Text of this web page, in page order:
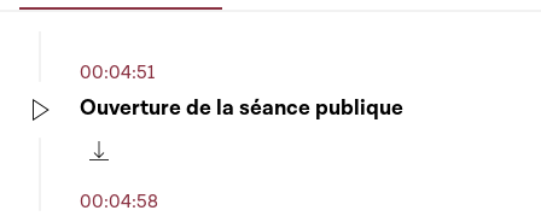
00:04:51
Ouverture de la séance publique
00:04:58